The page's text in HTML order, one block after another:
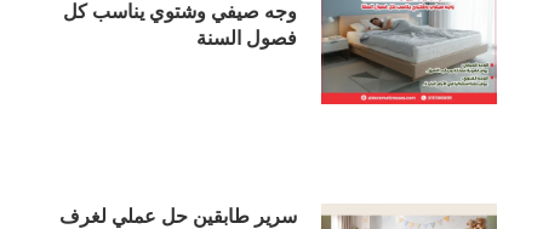
وجه صيفي وشتوي يناسب كل
فصول السنة
سرير طابقين حل عملي لغرف